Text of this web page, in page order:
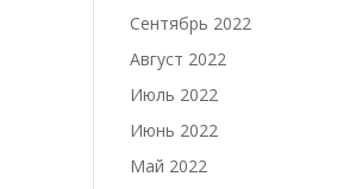
Сентябрь 2022
Август 2022
Июль 2022
Июнь 2022
Май 2022